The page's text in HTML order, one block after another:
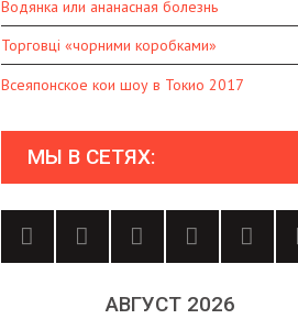
Водянка или ананасная болезнь
Торговці «чорними коробками»
Всеяпонское кои шоу в Токио 2017
МЫ В СЕТЯХ:
АВГУСТ 2026